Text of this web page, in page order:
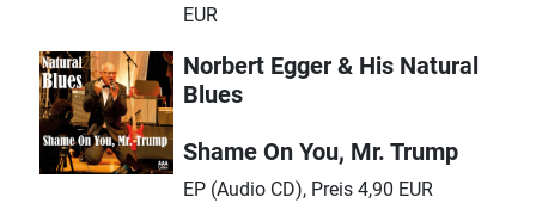
EUR
Norbert Egger & His Natural
Blues
Shame On You, Mr. Trump
EP (Audio CD), Preis 4,90 EUR